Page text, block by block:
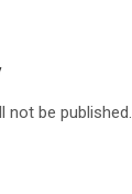
not be published.